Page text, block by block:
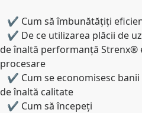
✔ Cum să îmbunătățiți
✔ De ce utilizarea plăcii de
de înaltă performanță Strenx®
procesare
✔ Cum se economisesc
de înaltă calitate
✔ Cum să începeți